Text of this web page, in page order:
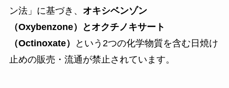
ン法」に基づき、 オキシベンゾン
（Oxybenzone）とオクチノキサート
（Octinoxate）
という2つの化学物質を含む日焼け
止めの販売・流通が禁止されています。